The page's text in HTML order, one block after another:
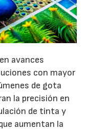
avances
con mayor
de gota
la precisión en
de tinta y
aumentan la